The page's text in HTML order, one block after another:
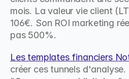
mois. La valeur vie client
106€. Son ROI marketing
pas 500%.
Les templates financiers
créer ces tunnels d'analyse.